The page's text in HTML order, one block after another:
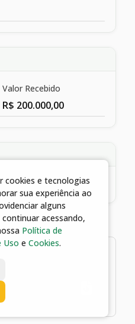
Valor Recebido
R$ 200.000,00
e informática
de Trabalho
cookies e tecnologias
sua experiência ao
alguns
acessando,
Política de
Uso e Cookies.